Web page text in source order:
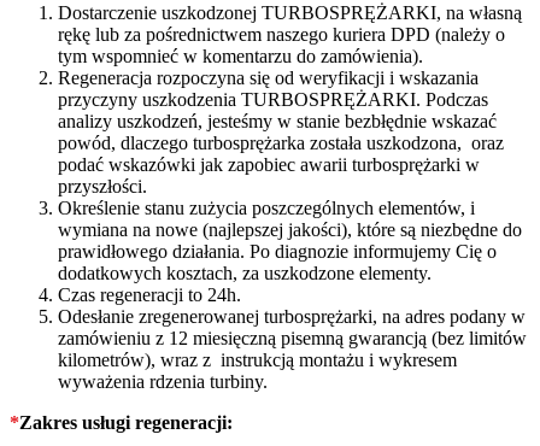
Dostarczenie uszkodzonej TURBOSPRĘŻARKI, na własną
rękę lub za pośrednictwem naszego kuriera DPD (należy o
tym wspomnieć w komentarzu do zamówienia).
Regeneracja rozpoczyna się od weryfikacji i wskazania
przyczyny uszkodzenia TURBOSPRĘŻARKI. Podczas
analizy uszkodzeń, jesteśmy w stanie bezbłędnie wskazać
powód, dlaczego turbosprężarka została uszkodzona, oraz
podać wskazówki jak zapobiec awarii turbosprężarki w
przyszłości.
Określenie stanu zużycia poszczególnych elementów, i
wymiana na nowe (najlepszej jakości), które są niezbędne do
prawidłowego działania. Po diagnozie informujemy Cię o
dodatkowych kosztach, za uszkodzone elementy.
Czas regeneracji to 24h.
Odesłanie zregenerowanej turbosprężarki, na adres podany w
zamówieniu z 12 miesięczną pisemną gwarancją (bez limitów
kilometrów), wraz z instrukcją montażu i wykresem
wyważenia rdzenia turbiny.
*Zakres usługi regeneracji: